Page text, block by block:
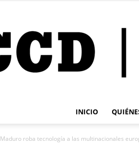
INICIO
Maduro roba tecnología a las multinacionales